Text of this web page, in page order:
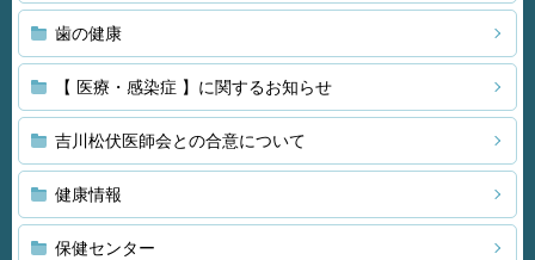
歯の健康
【 医療・感染症 】に関するお知らせ
吉川松伏医師会との合意について
健康情報
保健センター